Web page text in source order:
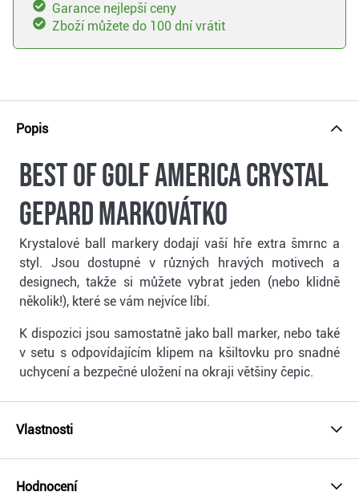
Garance nejlepší ceny
Zboží můžete do 100 dní vrátit
Popis
Best of golf America Crystal
gepard markovátko
Krystalové ball markery dodají vaší hře extra šmrnc a
styl. Jsou dostupné v různých hravých motivech a
designech, takže si můžete vybrat jeden (nebo klidně
několik!), které se vám nejvíce líbí.
K dispozici jsou samostatně jako ball marker, nebo také
v setu s odpovídajícím klipem na kšiltovku pro snadné
uchycení a bezpečné uložení na okraji většiny čepic.
Vlastnosti
Hodnocení